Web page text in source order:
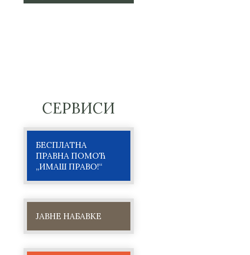
СЕРВИСИ
БЕСПЛАТНА
ПРАВНА ПОМОЋ
„ИМАШ ПРАВО!“
ЈАВНЕ НАБАВКЕ